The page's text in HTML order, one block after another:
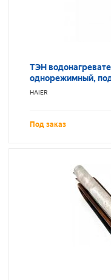
ТЭН
однорежимный,
HAIER
Под заказ